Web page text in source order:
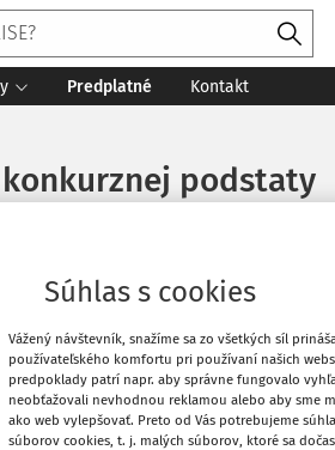
Predplatné Kontakt
konkurznej podstaty
Máte predplatné? Prihláste sa
Súhlas s cookies
Vážený návštevník, snažíme sa zo všetkých síl
používateľského komfortu pri používaní našich
predpoklady patrí napr. aby správne fungovalo
neobťažovali nevhodnou reklamou alebo aby sme
ako web vylepšovať. Preto od Vás potrebujeme
súborov cookies, t. j. malých súborov, ktoré sa